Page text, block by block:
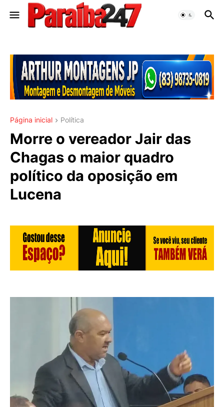
Página inicial Política
Morre o vereador Jair das
Chagas o maior quadro
político da oposição em
Lucena